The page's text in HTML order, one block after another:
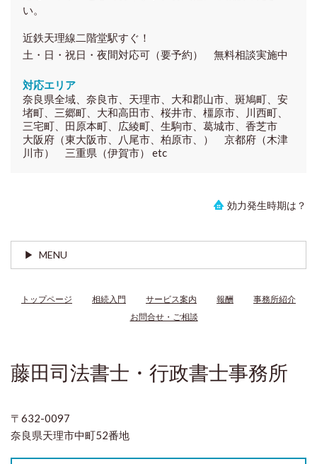
い。
近鉄天理線二階堂駅すぐ！
土・日・祝日・夜間対応可（要予約） 無料相談実施中
対応エリア
奈良県全域、奈良市、天理市、大和郡山市、斑鳩町、安
堵町、三郷町、大和高田市、桜井市、橿原市、川西町、
三宅町、田原本町、広綾町、生駒市、葛城市、香芝市
大阪府（東大阪市、八尾市、柏原市、） 京都府（木津
川市） 三重県（伊賀市） etc
効力発生時期は？
MENU
トップページ 相続入門 サービス案内 報酬
事務所紹介
お問合せ・ご相談
藤田司法書士・行政書士事務所
〒632-0097
奈良県天理市中町52番地